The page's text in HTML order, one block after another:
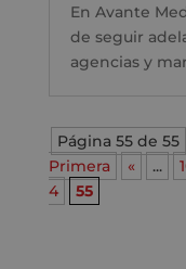
En Avante
de seguir
agencias y
Página 55 de 55
Primera
« ...
4
55